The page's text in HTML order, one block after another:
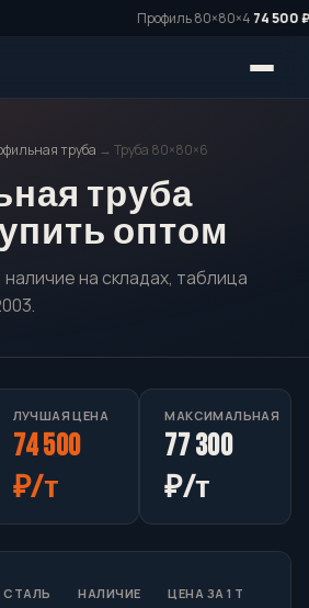
Профиль 80×80×474 500 ₽/
труба → Труба 80×80×6
труба
оптом
на складах, таблица
ЛУЧШАЯ ЦЕНА
74 500
₽/т
МАКСИМАЛЬНАЯ
77 300
₽/т
СТАЛЬ НАЛИЧИЕ ЦЕНА ЗА 1 Т